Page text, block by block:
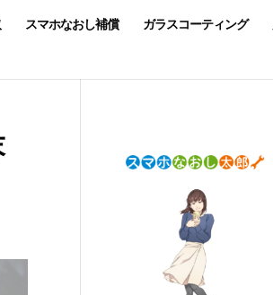
スマホなおし補償 ガラスコーティング